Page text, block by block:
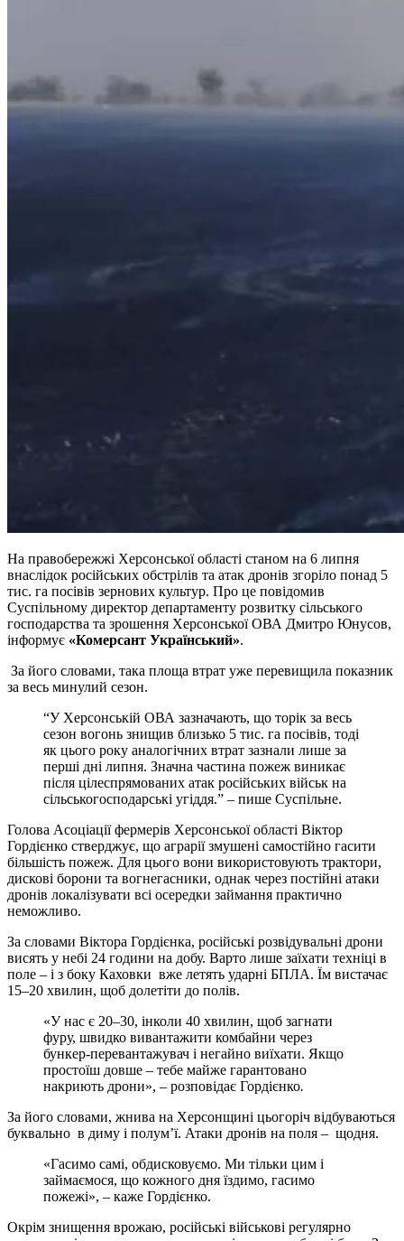
На правобережжі Херсонської області станом на 6 липня
внаслідок російських обстрілів та атак дронів згоріло понад 5
тис. га посівів зернових культур. Про це повідомив
Суспільному директор департаменту розвитку сільського
господарства та зрошення Херсонської ОВА Дмитро Юнусов,
інформує «Комерсант Український».
За його словами, така площа втрат уже перевищила показник
за весь минулий сезон.
“У Херсонській ОВА зазначають, що торік за весь
сезон вогонь знищив близько 5 тис. га посівів, тоді
як цього року аналогічних втрат зазнали лише за
перші дні липня. Значна частина пожеж виникає
після цілеспрямованих атак російських військ на
сільськогосподарські угіддя.” – пише Суспільне.
Голова Асоціації фермерів Херсонської області Віктор
Гордієнко стверджує, що аграрії змушені самостійно гасити
більшість пожеж. Для цього вони використовують трактори,
дискові борони та вогнегасники, однак через постійні атаки
дронів локалізувати всі осередки займання практично
неможливо.
За словами Віктора Гордієнка, російські розвідувальні дрони
висять у небі 24 години на добу. Варто лише заїхати техніці в
поле – і з боку Каховки вже летять ударні БПЛА. Їм вистачає
15–20 хвилин, щоб долетіти до полів.
«У нас є 20–30, інколи 40 хвилин, щоб загнати
фуру, швидко вивантажити комбайни через
бункер-перевантажувач і негайно виїхати. Якщо
простоїш довше – тебе майже гарантовано
накриють дрони», – розповідає Гордієнко.
За його словами, жнива на Херсонщині цьогоріч відбуваються
буквально в диму і полум’ї. Атаки дронів на поля – щодня.
«Гасимо самі, обдисковуємо. Ми тільки цим і
займаємося, що кожного дня їздимо, гасимо
пожежі», – каже Гордієнко.
Окрім знищення врожаю, російські військові регулярно